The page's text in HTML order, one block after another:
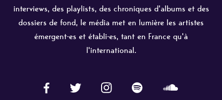
interviews, des playlists, des chroniques d'albums et des
dossiers de fond, le média met en lumière les artistes
émergent·es et établi·es, tant en France qu'à
l'international.